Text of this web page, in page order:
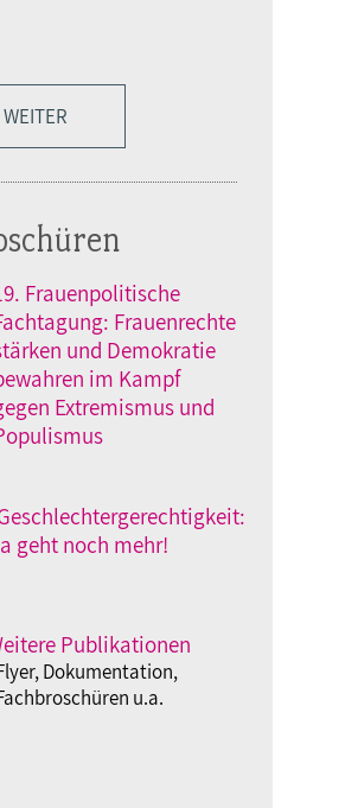
WEITER
Frauenpolitische
Frauenrechte
und Demokratie
im Kampf
Extremismus und
geht noch mehr!
Publikationen
Dokumentation,
u.a.